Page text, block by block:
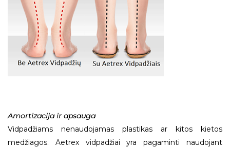
Amortizacija ir apsauga
Vidpadžiams nenaudojamas plastikas ar kitos kietos
medžiagos. Aetrex vidpadžiai yra pagaminti naudojant